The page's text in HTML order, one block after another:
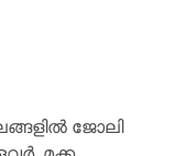
ജോലി